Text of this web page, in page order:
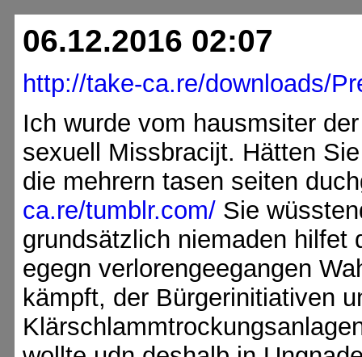
06.12.2016 02:07
http://take-ca.re/downloads/
Ich wurde vom hausmsiter
sexuell Missbracijt. Hätten
die mehrern tasen seiten
ca.re/tumblr.com/ Sie
grundsätzlich niemaden
egegn verlorengeegangen
kämpft, der Bürgerinitiativen